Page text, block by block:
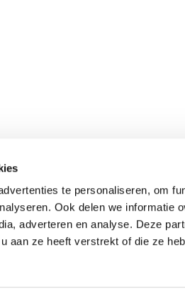
te personaliseren, om
Ook delen we informatie
adverteren en analyse. Deze
aan ze heeft verstrekt of die ze